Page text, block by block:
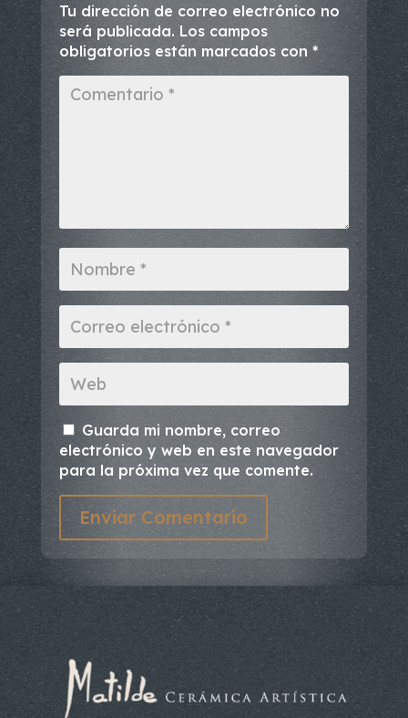
Tu dirección de correo electrónico no
será publicada. Los campos
obligatorios están marcados con *
Guarda mi nombre, correo
electrónico y web en este navegador
para la próxima vez que comente.
Enviar Comentario